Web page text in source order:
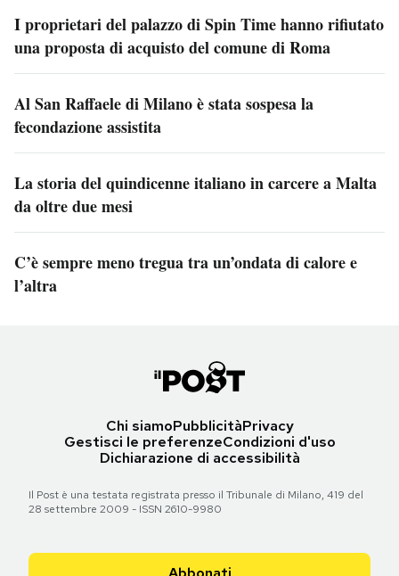
I proprietari del palazzo di Spin Time hanno rifiutato
una proposta di acquisto del comune di Roma
Al San Raffaele di Milano è stata sospesa la
fecondazione assistita
La storia del quindicenne italiano in carcere a Malta
da oltre due mesi
C’è sempre meno tregua tra un’ondata di calore e
l’altra
Chi siamoPubblicitàPrivacy
Gestisci le preferenzeCondizioni d'uso
Dichiarazione di accessibilità
Il Post è una testata registrata presso il Tribunale di Milano, 419 del
28 settembre 2009 - ISSN 2610-9980